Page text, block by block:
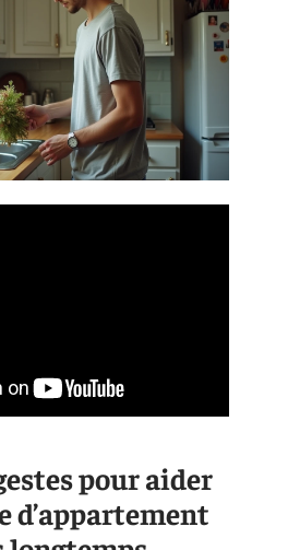
pour aider
d’appartement